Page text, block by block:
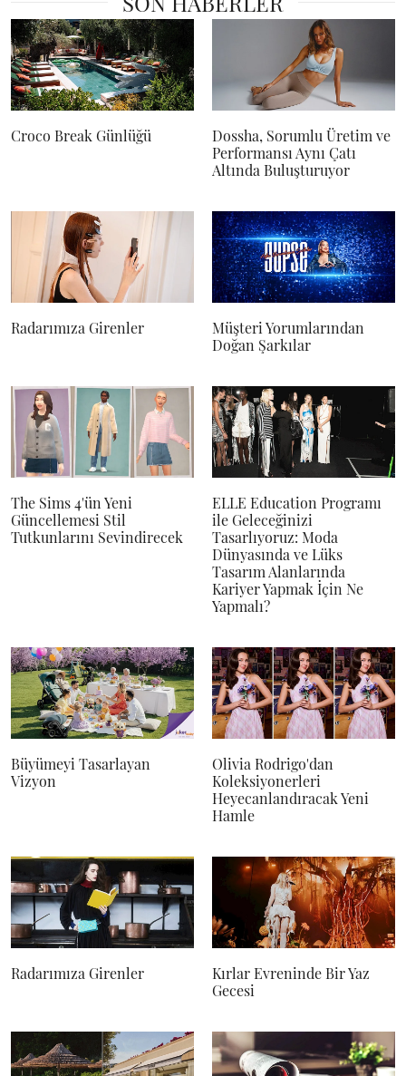
Croco Break Günlüğü
Dossha, Sorumlu Üretim ve
Performansı Aynı Çatı
Altında Buluşturuyor
Radarımıza Girenler
Müşteri Yorumlarından
Doğan Şarkılar
The Sims 4'ün Yeni
Güncellemesi Stil
Tutkunlarını Sevindirecek
ELLE Education Programı
ile Geleceğinizi
Tasarlıyoruz: Moda
Dünyasında ve Lüks
Tasarım Alanlarında
Kariyer Yapmak İçin Ne
Yapmalı?
Büyümeyi Tasarlayan
Vizyon
Olivia Rodrigo'dan
Koleksiyonerleri
Heyecanlandıracak Yeni
Hamle
Radarımıza Girenler
Kırlar Evreninde Bir Yaz
Gecesi